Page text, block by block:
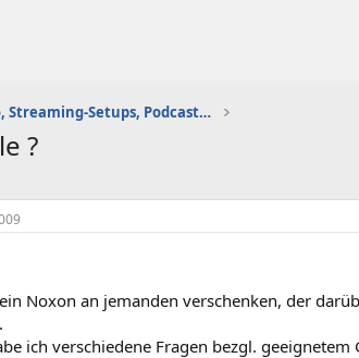
Gaming-Audio, Streaming-Setups, Podcasting etc.
?
Noxon an jemanden verschenken, der
ich verschiedene Fragen bezgl.